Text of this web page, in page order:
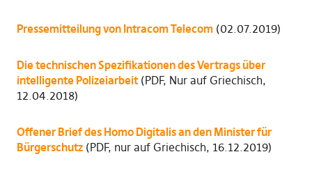
Pressemitteilung von Intracom Telecom(02.07.2019)
Die technischen Spezifikationen des Vertrags über
intelligente Polizeiarbeit(PDF, Nur auf Griechisch,
12.04.2018)
Offener Brief des Homo Digitalis an den Minister für
Bürgerschutz(PDF, nur auf Griechisch, 16.12.2019)